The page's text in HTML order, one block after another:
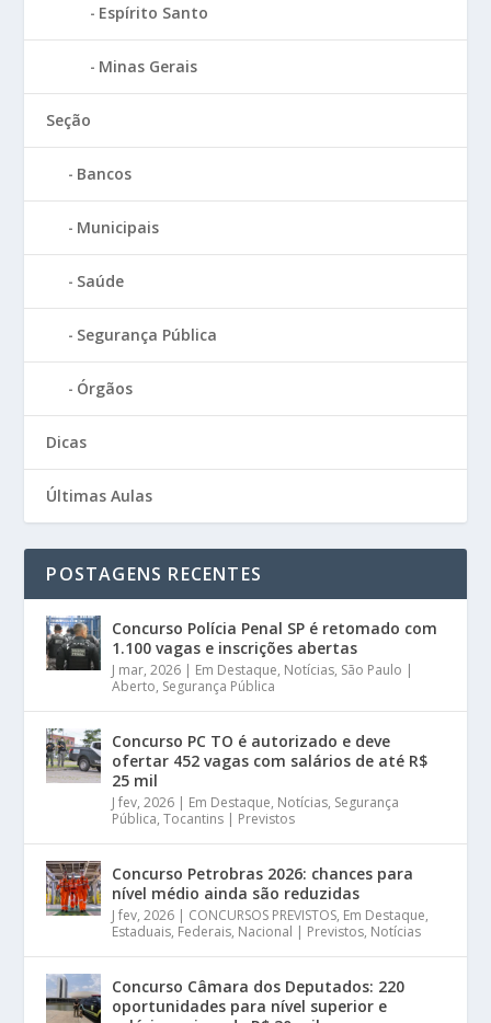
Espírito Santo
Minas Gerais
Seção
Bancos
Municipais
Saúde
Segurança Pública
Órgãos
Dicas
Últimas Aulas
POSTAGENS RECENTES
Concurso Polícia Penal SP é retomado com
1.100 vagas e inscrições abertas
J mar, 2026 | Em Destaque, Notícias, São Paulo |
Aberto, Segurança Pública
Concurso PC TO é autorizado e deve
ofertar 452 vagas com salários de até R$
25 mil
J fev, 2026 | Em Destaque, Notícias, Segurança
Pública,Tocantins | Previstos
Concurso Petrobras 2026: chances para
nível médio ainda são reduzidas
J fev, 2026 | CONCURSOS PREVISTOS, Em Destaque,
Estaduais, Federais, Nacional | Previstos, Notícias
Concurso Câmara dos Deputados: 220
oportunidades para nível superior e